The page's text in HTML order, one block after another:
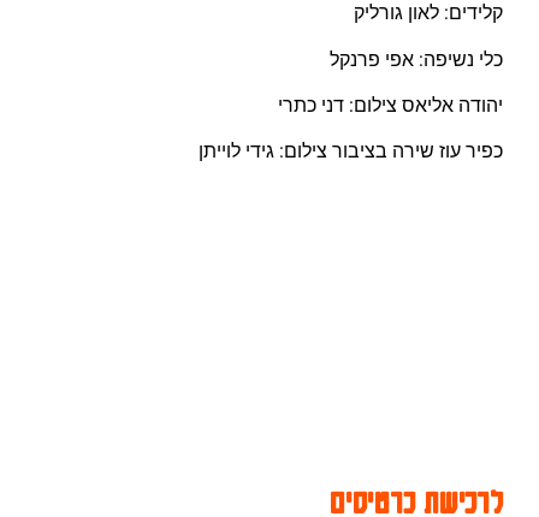
קלידים: לאון גורליק
כלי נשיפה: אפי פרנקל
יהודה אליאס צילום: דני כתרי
כפיר עוז שירה בציבור צילום: גידי לוייתן
לרכישת כרטיסים